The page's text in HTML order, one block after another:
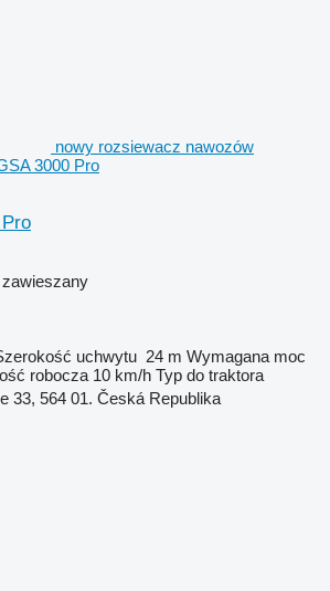
nowy rozsiewacz nawozów
3000 Pro
uchwytu 24 m Wymagana moc
robocza 10 km/h Typ do traktora
33, 564 01. Česká Republika